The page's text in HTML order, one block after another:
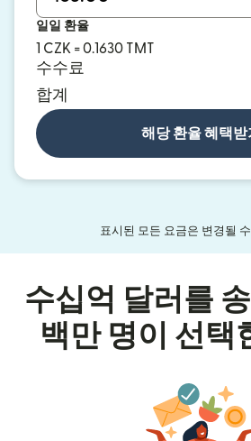
일일 환율
1 CZK = 0.1630 TMT
수수료
합계
해당 환율 혜택받
표시된 모든 요금은 변경될
수십억 달러를
백만 명이 선택